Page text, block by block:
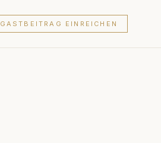
GASTBEITRAG EINREICHEN